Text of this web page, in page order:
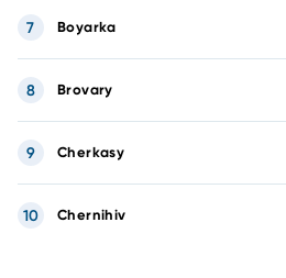
Boyarka
7
Brovary
8
Cherkasy
9
Chernihiv
10